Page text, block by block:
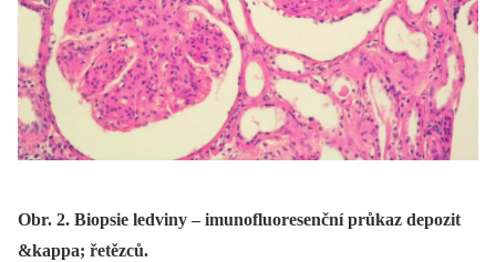
Obr. 2. Biopsie ledviny – imunofluoresenční průkaz depozit
&kappa; řetězců.